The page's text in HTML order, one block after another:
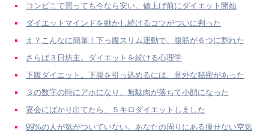
コンビニで買っても今なら安い。値上げ前にダイエット開始
ダイエットマインドを動かし続けるコツがついに判った
え？こんなに簡単！下っ腹スリム運動で、腹筋が６つに割れた
さらば３日坊主。ダイエットを続ける心理学
下腹ダイエット。下腹を引っ込めるには、意外な秘密があった
３の数字の時にアホになり、無駄肉が落ちて小顔になった
宴会にばかり出てたら、５キロダイエットしました
99%の人が気がついていない。あなたの周りにある痩せない空気